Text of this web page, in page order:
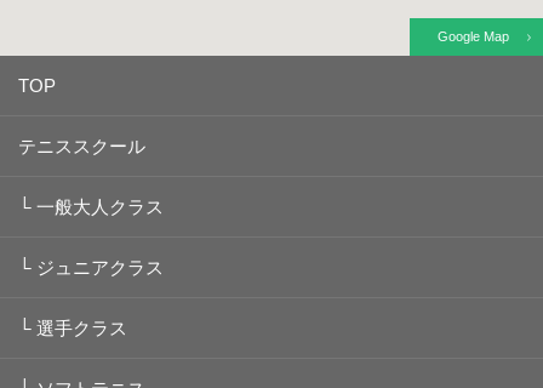
Google Map
TOP
テニススクール
└ 一般大人クラス
└ ジュニアクラス
└ 選手クラス